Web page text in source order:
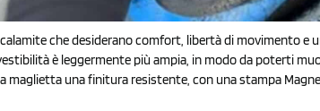
che desiderano comfort, libertà di movimento e
è leggermente più ampia, in modo da poterti
maglietta una finitura resistente, con una stampa